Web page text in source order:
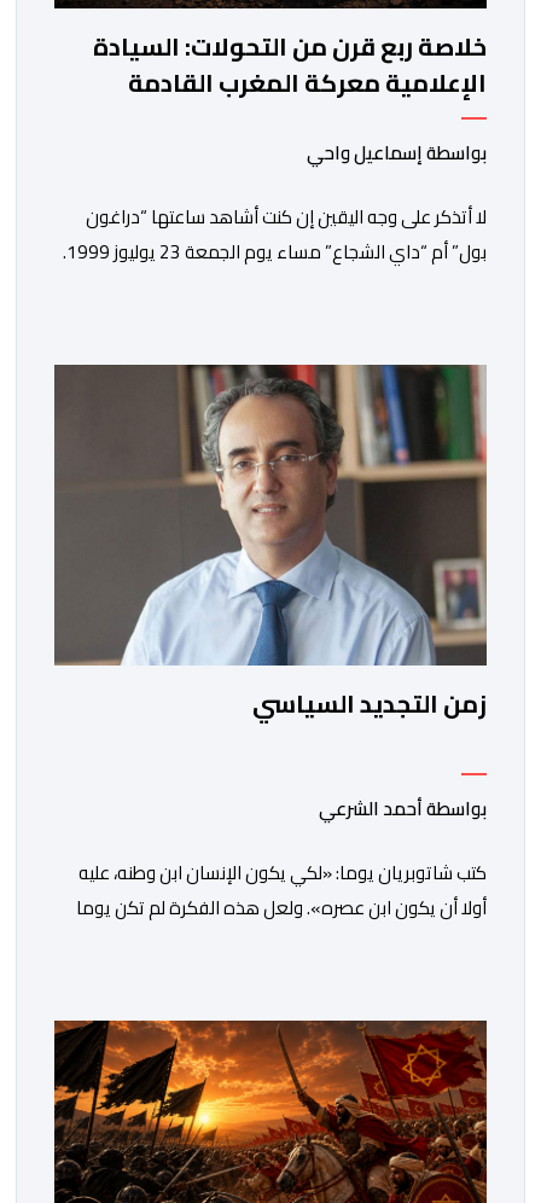
خلاصة ربع قرن من التحولات: السيادة
الإعلامية معركة المغرب القادمة
بواسطة إسماعيل واحي
لا أتذكر على وجه اليقين إن كنت أشاهد ساعتها “دراغون
بول” أم “داي الشجاع” مساء يوم الجمعة 23 يوليوز 1999.
الإعلان الرسمي عن وفاة الملك الحسن الثاني طيب الله ثراه،
رافقته هيستيريا من البكاء داخل المنزل […]
زمن التجديد السياسي
بواسطة أحمد الشرعي
كتب شاتوبريان يوما: «لكي يكون الإنسان ابن وطنه، عليه
أولا أن يكون ابن عصره». ولعل هذه الفكرة لم تكن يوما
فمنذ أكثر من عقدين، وبقيادة صاحب الجلالة الملك محمد
السادس، شهدت المملكة تحولات عميقة على مختلف
المستويات.غير أن […]